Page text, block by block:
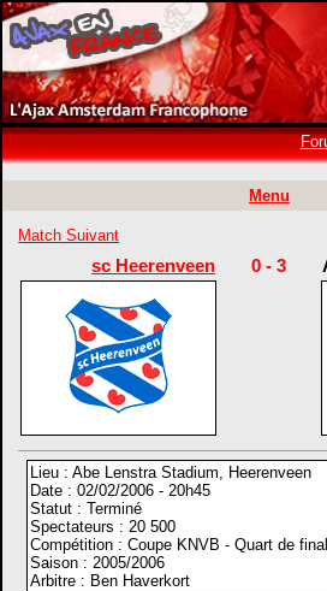
Menu
Match Suivant
sc Heerenveen 0 - 3
Lieu : Abe Lenstra Stadium, Heerenveen
Date : 02/02/2006 - 20h45
Statut : Terminé
Spectateurs : 20 500
Compétition : Coupe KNVB - Quart de
Saison : 2005/2006
Arbitre : Ben Haverkort